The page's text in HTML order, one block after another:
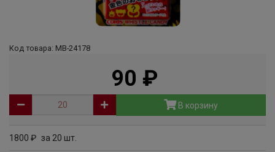
Код товара: МВ-24178
90
В корзину
1800 руб
за 20 шт.